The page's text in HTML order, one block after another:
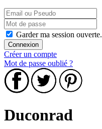
Garder ma session ouverte.
Créer un compte
Mot de passe oublié ?
Duconrad